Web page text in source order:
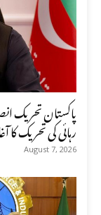
پاکستان تحریک
رہائی کی تحریک
August 7, 2026